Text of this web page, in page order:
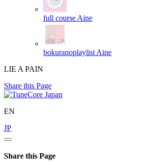
full course Aine
bokuranoplaylist Aine
LIE A PAIN
Share this Page
EN
JP
Share this Page